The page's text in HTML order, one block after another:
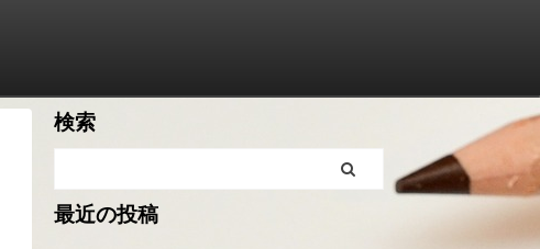
検索
最近の投稿